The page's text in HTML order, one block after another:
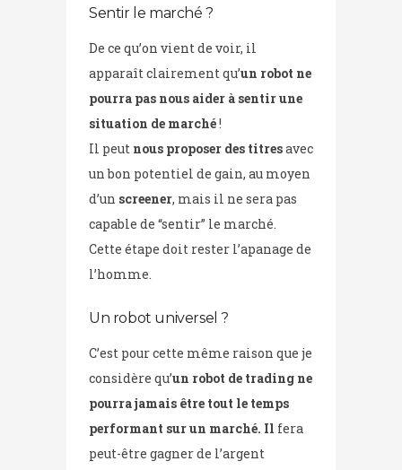
Sentir le marché ?
De ce qu’on vient de voir, il
apparaît clairement qu’un robot ne
pourra pas nous aider à sentir une
situation de marché!
Il peut nous proposer des titresavec
un bon potentiel de gain, au moyen
d’un screener, mais il ne sera pas
capable de “sentir” le marché.
Cette étape doit rester l’apanage de
l’homme.
Un robot universel ?
C’est pour cette même raison que je
considère qu’un robot de trading ne
pourra jamais être tout le temps
performant sur un marché. Il fera
peut-être gagner de l’argent